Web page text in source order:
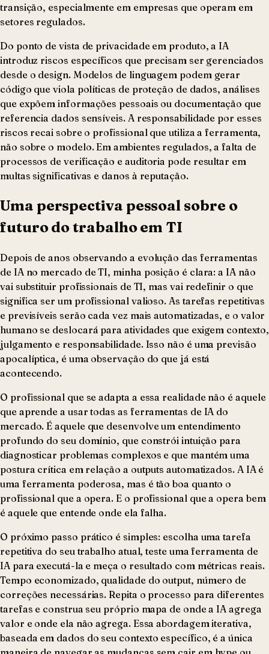
transição, especialmente em empresas que operam em
setores regulados.
Do ponto de vista de privacidade em produto, a IA
introduz riscos específicos que precisam ser gerenciados
desde o design. Modelos de linguagem podem gerar
código que viola políticas de proteção de dados, análises
que expõem informações pessoais ou documentação que
referencia dados sensíveis. A responsabilidade por esses
riscos recai sobre o profissional que utiliza a ferramenta,
não sobre o modelo. Em ambientes regulados, a falta de
processos de verificação e auditoria pode resultar em
multas significativas e danos à reputação.
Uma perspectiva pessoal sobre o
futuro do trabalho em TI
Depois de anos observando a evolução das ferramentas
de IA no mercado de TI, minha posição é clara: a IA não
vai substituir profissionais de TI, mas vai redefinir o que
significa ser um profissional valioso. As tarefas repetitivas
e previsíveis serão cada vez mais automatizadas, e o valor
humano se deslocará para atividades que exigem contexto,
julgamento e responsabilidade. Isso não é uma previsão
apocalíptica, é uma observação do que já está
acontecendo.
O profissional que se adapta a essa realidade não é aquele
que aprende a usar todas as ferramentas de IA do
mercado. É aquele que desenvolve um entendimento
profundo do seu domínio, que constrói intuição para
diagnosticar problemas complexos e que mantém uma
postura crítica em relação a outputs automatizados. A IA é
uma ferramenta poderosa, mas é tão boa quanto o
profissional que a opera. E o profissional que a opera bem
é aquele que entende onde ela falha.
O próximo passo prático é simples: escolha uma tarefa
repetitiva do seu trabalho atual, teste uma ferramenta de
IA para executá-la e meça o resultado com métricas reais.
Tempo economizado, qualidade do output, número de
correções necessárias. Repita o processo para diferentes
tarefas e construa seu próprio mapa de onde a IA agrega
valor e onde ela não agrega. Essa abordagem iterativa,
baseada em dados do seu contexto específico, é a única